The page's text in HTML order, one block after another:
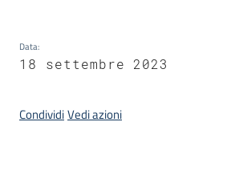
progetti
Seguici
Data:
18 settembre 2023
CondividiVedi azioni